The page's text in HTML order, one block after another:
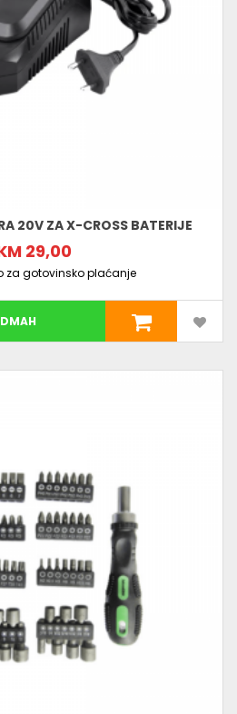
20V ZA X-CROSS BATERIJE
29,00
za gotovinsko plaćanje